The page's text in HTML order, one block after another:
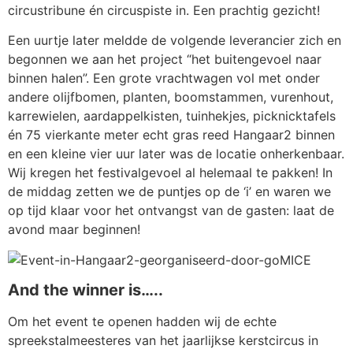
circustribune én circuspiste in. Een prachtig gezicht!
Een uurtje later meldde de volgende leverancier zich en
begonnen we aan het project “het buitengevoel naar
binnen halen”. Een grote vrachtwagen vol met onder
andere olijfbomen, planten, boomstammen, vurenhout,
karrewielen, aardappelkisten, tuinhekjes, picknicktafels
én 75 vierkante meter echt gras reed Hangaar2 binnen
en een kleine vier uur later was de locatie onherkenbaar.
Wij kregen het festivalgevoel al helemaal te pakken! In
de middag zetten we de puntjes op de ‘i’ en waren we
op tijd klaar voor het ontvangst van de gasten: laat de
avond maar beginnen!
And the winner is…..
Om het event te openen hadden wij de echte
spreekstalmeesteres van het jaarlijkse kerstcircus in